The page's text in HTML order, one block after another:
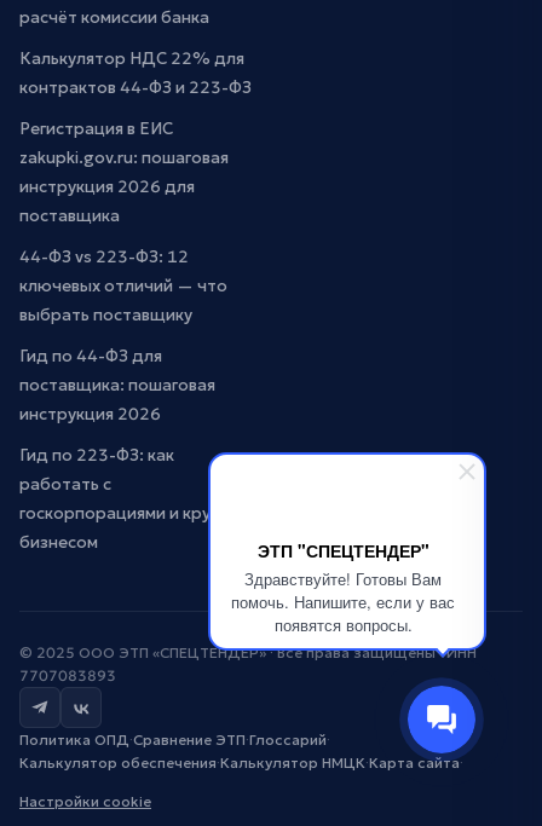
ЭТП "СПЕЦТЕНДЕР"
Здравствуйте! Готовы Вам
помочь. Напишите, если у вас
появятся вопросы.
расчёт комиссии банка
Калькулятор НДС 22% для
контрактов 44-ФЗ и 223-ФЗ
Регистрация в ЕИС
zakupki.gov.ru: пошаговая
инструкция 2026 для
поставщика
44-ФЗ vs 223-ФЗ: 12
ключевых отличий — что
выбрать поставщику
Гид по 44-ФЗ для
поставщика: пошаговая
инструкция 2026
Гид по 223-ФЗ: как
работать с
госкорпорациями и крупным
бизнесом
© 2025 ООО ЭТП «СПЕЦТЕНДЕР» · Все права защищены · ИНН
7707083893
Политика ОПД·Сравнение ЭТП·Глоссарий·
Калькулятор обеспечения·Калькулятор НМЦК·Карта сайта·
Настройки cookie